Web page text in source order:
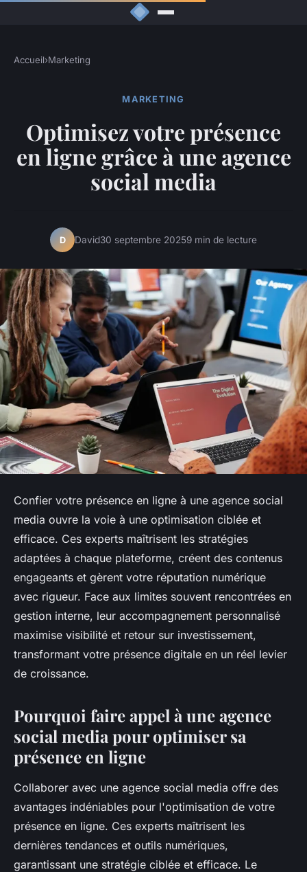
Accueil›Marketing
MARKETING
Optimisez votre présence
en ligne grâce à une agence
social media
D David30 septembre 20259 min de lecture
Confier votre présence en ligne à une agence social
media ouvre la voie à une optimisation ciblée et
efficace. Ces experts maîtrisent les stratégies
adaptées à chaque plateforme, créent des contenus
engageants et gèrent votre réputation numérique
avec rigueur. Face aux limites souvent rencontrées en
gestion interne, leur accompagnement personnalisé
maximise visibilité et retour sur investissement,
transformant votre présence digitale en un réel levier
de croissance.
Pourquoi faire appel à une agence
social media pour optimiser sa
présence en ligne
Collaborer avec une agence social media offre des
avantages indéniables pour l'optimisation de votre
présence en ligne. Ces experts maîtrisent les
dernières tendances et outils numériques,
garantissant une stratégie ciblée et efficace. Le